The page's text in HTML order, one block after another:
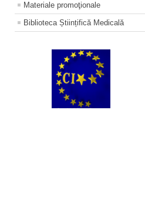
Materiale promoţionale
Biblioteca Științifică Medicală